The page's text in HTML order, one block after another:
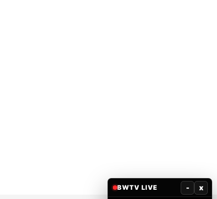
BWTV LIVE - x